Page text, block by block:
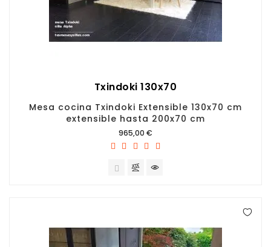
Txindoki 130x70
Mesa cocina Txindoki Extensible 130x70 cm
extensible hasta 200x70 cm
Precio
965,00 €